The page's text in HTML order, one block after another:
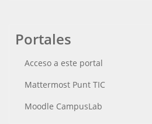
Portales
Acceso a este portal
Mattermost Punt TIC
Moodle CampusLab